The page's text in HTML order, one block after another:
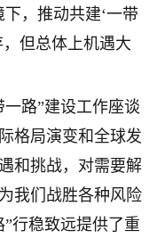
，推动共建‘一带
但总体上机遇大
路”建设工作座谈
格局演变和全球发
和挑战，对需要解
我们战胜各种风险
行稳致远提供了重